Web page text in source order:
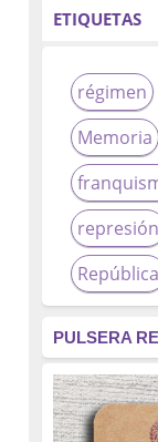
ETIQUETAS
régimen
Memoria
represión
República
fascismo
PULSERA